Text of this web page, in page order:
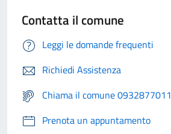
Contatta il comune
Leggi le domande frequenti
Richiedi Assistenza
Chiama il comune 0932877011
Prenota un appuntamento